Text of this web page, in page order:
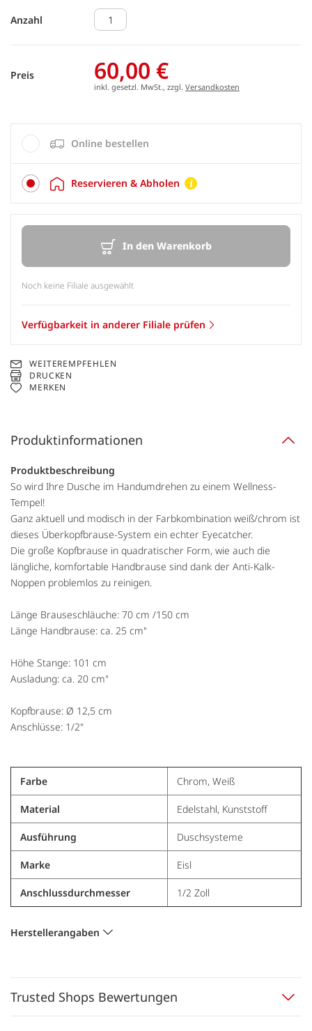
Anzahl
Preis 60,00 €
inkl. gesetzl. MwSt., zzgl. Versandkosten
Online bestellen
Reservieren & Abholen
In den Warenkorb
Noch keine Filiale ausgewählt
Verfügbarkeit in anderer Filiale prüfen
WEITEREMPFEHLEN
DRUCKEN
MERKEN
Produktinformationen
Produktbeschreibung
So wird Ihre Dusche im Handumdrehen zu einem Wellness-
Tempel!
Ganz aktuell und modisch in der Farbkombination weiß/chrom ist
dieses Überkopfbrause-System ein echter Eyecatcher.
Die große Kopfbrause in quadratischer Form, wie auch die
längliche, komfortable Handbrause sind dank der Anti-Kalk-
Noppen problemlos zu reinigen.
Länge Brauseschläuche: 70 cm /150 cm
Länge Handbrause: ca. 25 cm"
Höhe Stange: 101 cm
Ausladung: ca. 20 cm"
Kopfbrause: Ø 12,5 cm
Anschlüsse: 1/2"
Farbe Chrom, Weiß
Material Edelstahl, Kunststoff
Ausführung Duschsysteme
Marke Eisl
Anschlussdurchmesser 1/2 Zoll
Herstellerangaben
Trusted Shops Bewertungen